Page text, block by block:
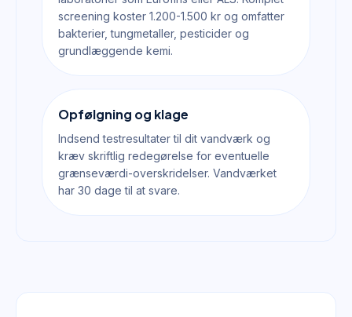
screening koster 1.200-1.500 kr og omfatter
bakterier, tungmetaller, pesticider og
grundlæggende kemi.
Opfølgning og klage
Indsend testresultater til dit vandværk og
kræv skriftlig redegørelse for eventuelle
grænseværdi-overskridelser. Vandværket
har 30 dage til at svare.